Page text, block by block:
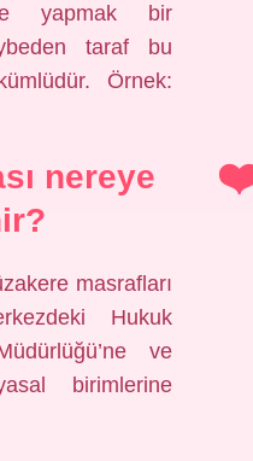
yapmak bir
taraf bu
Örnek:
nereye
masrafları
Hukuk
ve
birimlerine